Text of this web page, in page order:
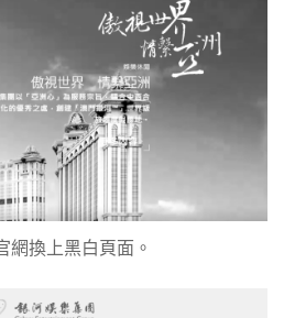
網換上黑白頁面。